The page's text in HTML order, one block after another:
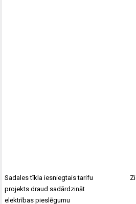
Sadales tīkla iesniegtais tarifu
projekts draud sadārdzināt
elektrības pieslēgumu